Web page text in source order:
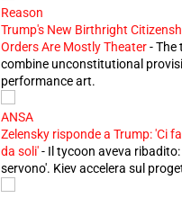
Reason
Trump's New Birthright
Orders Are Mostly Theater-The
combine unconstitutional
performance art.
ANSA
Zelensky risponde a Trump: 'Ci
da soli'- Il tycoon aveva
servono'. Kiev accelera sul